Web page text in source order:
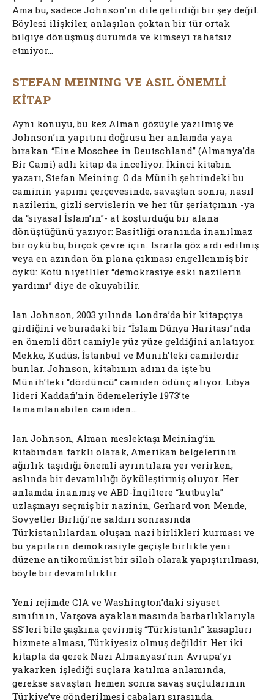
Ama bu, sadece Johnson’ın dile getirdiği bir şey değil.
Böylesi ilişkiler, anlaşılan çoktan bir tür ortak
bilgiye dönüşmüş durumda ve kimseyi rahatsız
etmiyor…
STEFAN MEINING VE ASIL ÖNEMLİ
KİTAP
Aynı konuyu, bu kez Alman gözüyle yazılmış ve
Johnson’ın yapıtını doğrusu her anlamda yaya
bırakan “Eine Moschee in Deutschland” (Almanya’da
Bir Cami) adlı kitap da inceliyor. İkinci kitabın
yazarı, Stefan Meining. O da Münih şehrindeki bu
caminin yapımı çerçevesinde, savaştan sonra, nasıl
nazilerin, gizli servislerin ve her tür şeriatçının -ya
da “siyasal İslam’ın”- at koşturduğu bir alana
dönüştüğünü yazıyor: Basitliği oranında inanılmaz
bir öykü bu, birçok çevre için. Israrla göz ardı edilmiş
veya en azından ön plana çıkması engellenmiş bir
öykü: Kötü niyetliler “demokrasiye eski nazilerin
yardımı” diye de okuyabilir.
Ian Johnson, 2003 yılında Londra’da bir kitapçıya
girdiğini ve buradaki bir “İslam Dünya Haritası”nda
en önemli dört camiyle yüz yüze geldiğini anlatıyor.
Mekke, Kudüs, İstanbul ve Münih’teki camilerdir
bunlar. Johnson, kitabının adını da işte bu
Münih’teki “dördüncü” camiden ödünç alıyor. Libya
lideri Kaddafi’nin ödemeleriyle 1973’te
tamamlanabilen camiden…
Ian Johnson, Alman meslektaşı Meining’in
kitabından farklı olarak, Amerikan belgelerinin
ağırlık taşıdığı önemli ayrıntılara yer verirken,
aslında bir devamlılığı öyküleştirmiş oluyor. Her
anlamda inanmış ve ABD-İngiltere “kutbuyla”
uzlaşmayı seçmiş bir nazinin, Gerhard von Mende,
Sovyetler Birliği’ne saldırı sonrasında
Türkistanlılardan oluşan nazi birlikleri kurması ve
bu yapıların demokrasiyle geçişle birlikte yeni
düzene antikomünist bir silah olarak yapıştırılması,
böyle bir devamlılıktır.
Yeni rejimde CIA ve Washington’daki siyaset
sınıfının, Varşova ayaklanmasında barbarlıklarıyla
SS’leri bile şaşkına çevirmiş “Türkistanlı” kasapları
hizmete alması, Türkiyesiz olmuş değildir. Her iki
kitapta da gerek Nazi Almanyası’nın Avrupa’yı
yakarken işlediği suçlara katılma anlamında,
gerekse savaştan hemen sonra savaş suçlularının
Türkiye’ye gönderilmesi çabaları sırasında,